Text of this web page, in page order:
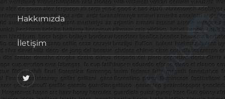
Hakkımızda
İletişim
@footballove